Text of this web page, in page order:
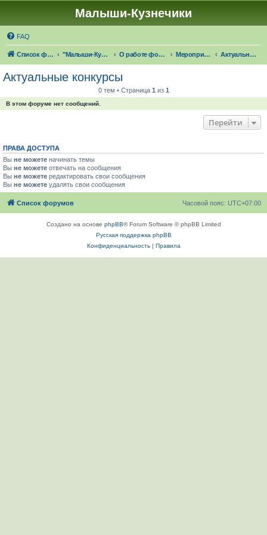
Малыши-Кузнечики
FAQ
Список форумов "Малыши-Кузнечики" (18+) О работе форума "Малыши-Кузнечики" Мероприятия и конкурсы от форума Актуальные конкурсы
Актуальные конкурсы
0 тем • Страница 1 из 1
В этом форуме нет сообщений.
Перейти
ПРАВА ДОСТУПА
Вы не можете начинать темы
Вы не можете отвечать на сообщения
Вы не можете редактировать свои сообщения
Вы не можете удалять свои сообщения
Список форумов Часовой пояс: UTC+07:00
Создано на основе phpBB® Forum Software © phpBB Limited
Русская поддержка phpBB
Конфиденциальность| Правила